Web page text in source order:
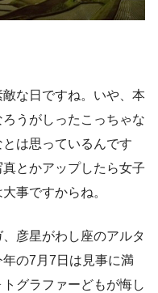
な日ですね。いや、本
うがしったこっちゃな
は思っているんです
とかアップしたら女子
事ですからね。
彦星がわし座のアルタ
の7月7日は見事に満
グラファーどもが悔し